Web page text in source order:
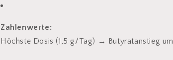
Zahlenwerte:
Höchste Dosis (1,5 g/Tag) → Butyratanstieg um